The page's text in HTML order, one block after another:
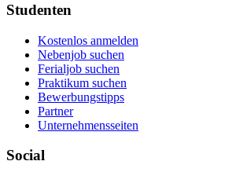
Studenten
Kostenlos anmelden
Nebenjob suchen
Ferialjob suchen
Praktikum suchen
Bewerbungstipps
Partner
Unternehmensseiten
Social